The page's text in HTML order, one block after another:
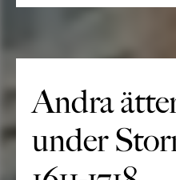
Andra
under